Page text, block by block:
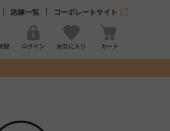
店舗一覧 コーポレートサイト
録 ログイン お気に入り カート